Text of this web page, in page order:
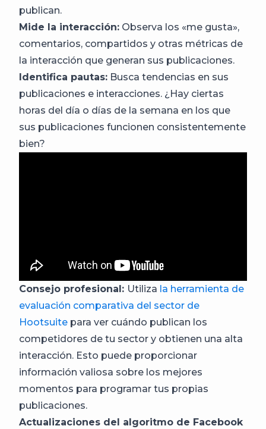
publican.
Mide la interacción: Observa los «me gusta»,
comentarios, compartidos y otras métricas de
la interacción que generan sus publicaciones.
Identifica pautas: Busca tendencias en sus
publicaciones e interacciones. ¿Hay ciertas
horas del día o días de la semana en los que
sus publicaciones funcionen consistentemente
bien?
Consejo profesional: Utiliza la herramienta de
evaluación comparativa del sector de
Hootsuite para ver cuándo publican los
competidores de tu sector y obtienen una alta
interacción. Esto puede proporcionar
información valiosa sobre los mejores
momentos para programar tus propias
publicaciones.
Actualizaciones del algoritmo de Facebook